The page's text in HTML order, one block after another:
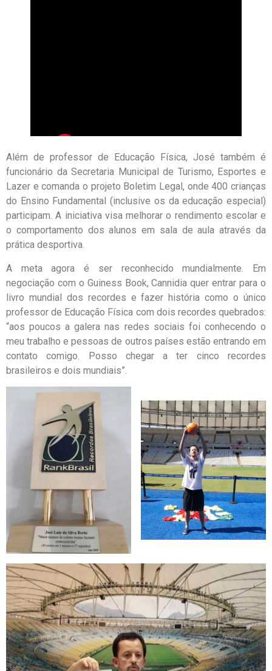
Além de professor de Educação Física, José também é
funcionário da Secretaria Municipal de Turismo, Esportes e
Lazer e comanda o projeto Boletim Legal, onde 400 crianças
do Ensino Fundamental (inclusive os da educação especial)
participam. A iniciativa visa melhorar o rendimento escolar e
o comportamento dos alunos em sala de aula através da
prática desportiva.
A meta agora é ser reconhecido mundialmente. Em
negociação com o Guiness Book, Cannidia quer entrar para o
livro mundial dos recordes e fazer história como o único
professor de Educação Física com dois recordes quebrados:
“aos poucos a galera nas redes sociais foi conhecendo o
meu trabalho e pessoas de outros países estão entrando em
contato comigo. Posso chegar a ter cinco recordes
brasileiros e dois mundiais”.